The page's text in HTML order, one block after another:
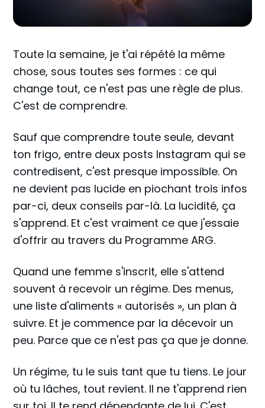
Toute la semaine, je t'ai répété la même
chose, sous toutes ses formes : ce qui
change tout, ce n'est pas une règle de plus.
C'est de comprendre.
Sauf que comprendre toute seule, devant
ton frigo, entre deux posts Instagram qui se
contredisent, c'est presque impossible. On
ne devient pas lucide en piochant trois infos
par-ci, deux conseils par-là. La lucidité, ça
s'apprend. Et c'est vraiment ce que j'essaie
d'offrir au travers du Programme ARG.
Quand une femme s'inscrit, elle s'attend
souvent à recevoir un régime. Des menus,
une liste d'aliments « autorisés », un plan à
suivre. Et je commence par la décevoir un
peu. Parce que ce n'est pas ça que je donne.
Un régime, tu le suis tant que tu tiens. Le jour
où tu lâches, tout revient. Il ne t'apprend rien